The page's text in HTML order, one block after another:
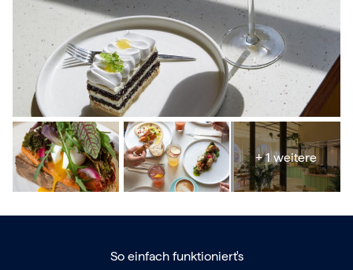
+ 1 weitere
So einfach funktioniert's